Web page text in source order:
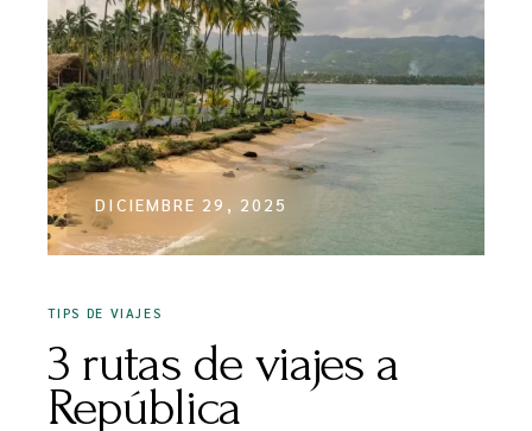
DICIEMBRE 29, 2025
TIPS DE VIAJES
3 rutas de viajes a
República